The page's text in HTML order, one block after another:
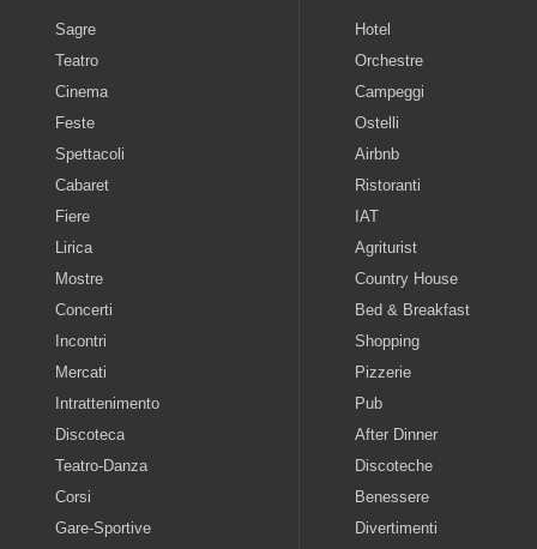
Sagre
Teatro
Cinema
Feste
Spettacoli
Cabaret
Fiere
Lirica
Mostre
Concerti
Incontri
Mercati
Intrattenimento
Discoteca
Teatro-Danza
Corsi
Gare-Sportive
Hotel
Orchestre
Campeggi
Ostelli
Airbnb
Ristoranti
IAT
Agriturist
Country House
Bed & Breakfast
Shopping
Pizzerie
Pub
After Dinner
Discoteche
Benessere
Divertimenti